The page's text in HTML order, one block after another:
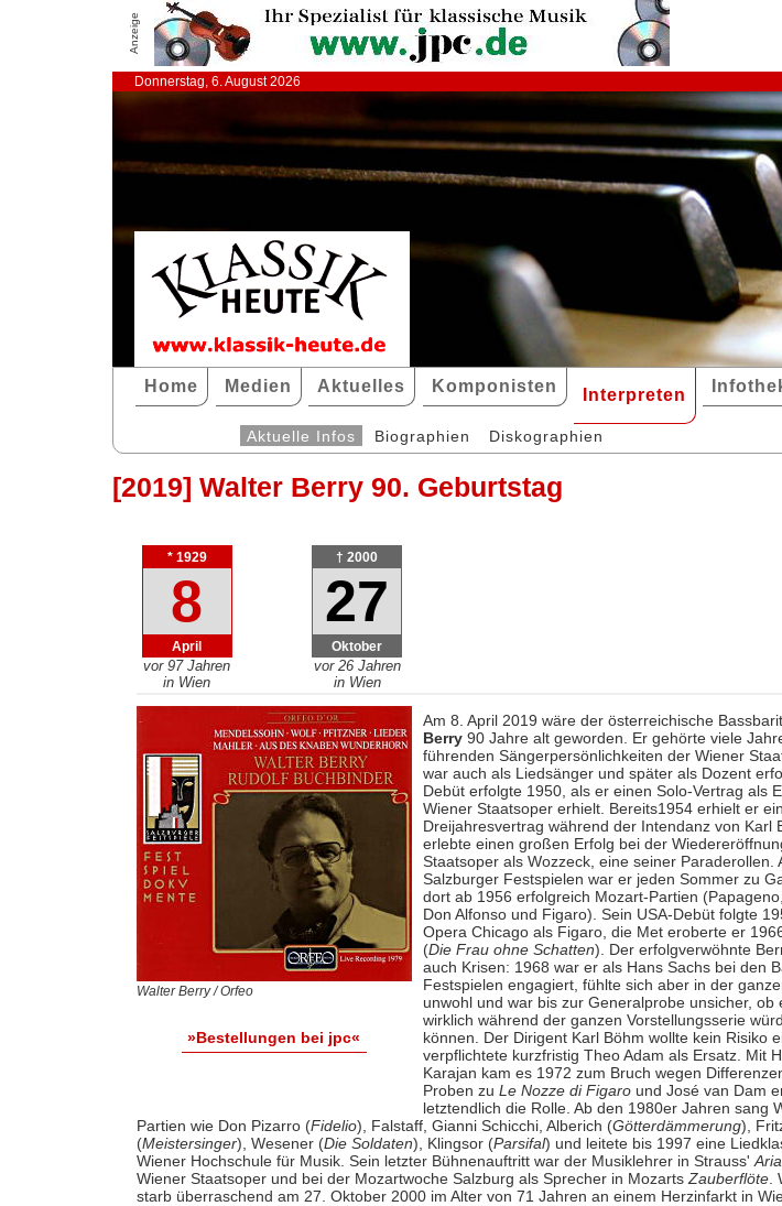
Anzeige
Donnerstag, 6. August 2026
Home Medien Aktuelles Komponisten Interpreten
Aktuelle Infos Biographien Diskographien
[2019] Walter Berry 90. Geburtstag
* 1929
8
April
vor 97 Jahren
in Wien
† 2000
27
Oktober
vor 26 Jahren
in Wien
Walter Berry / Orfeo
»Bestellungen bei jpc«
Am 8. April 2019 wäre der österreichische
Berry90 Jahre alt geworden. Er gehörte viele
führenden Sängerpersönlichkeiten der Wiener
war auch als Liedsänger und später als Dozent
Debüt erfolgte 1950, als er einen Solo-Vertrag als
Wiener Staatsoper erhielt. Bereits1954 erhielt er
Dreijahresvertrag während der Intendanz von Karl
erlebte einen großen Erfolg bei der
Staatsoper als Wozzeck, eine seiner Paraderollen.
Salzburger Festspielen war er jeden Sommer zu
dort ab 1956 erfolgreich Mozart-Partien
Don Alfonso und Figaro). Sein USA-Debüt folgte
Opera Chicago als Figaro, die Met eroberte er
(Die Frau ohne Schatten). Der erfolgverwöhnte
auch Krisen: 1968 war er als Hans Sachs bei den
Festspielen engagiert, fühlte sich aber in der
unwohl und war bis zur Generalprobe unsicher, ob
wirklich während der ganzen Vorstellungsserie
können. Der Dirigent Karl Böhm wollte kein Risiko
verpflichtete kurzfristig Theo Adam als Ersatz. Mit
Karajan kam es 1972 zum Bruch wegen
Proben zu Le Nozze di Figaround José van Dam
letztendlich die Rolle. Ab den 1980er Jahren sang
Partien wie Don Pizarro (Fidelio), Falstaff, Gianni Schicchi, Alberich (Götterdämmerung),
(Meistersinger), Wesener (Die Soldaten), Klingsor (Parsifal) und leitete bis 1997 eine
Wiener Hochschule für Musik. Sein letzter Bühnenauftritt war der Musiklehrer in Strauss'
Wiener Staatsoper und bei der Mozartwoche Salzburg als Sprecher in Mozarts Zauberflöte.
starb überraschend am 27. Oktober 2000 im Alter von 71 Jahren an einem Herzinfarkt in